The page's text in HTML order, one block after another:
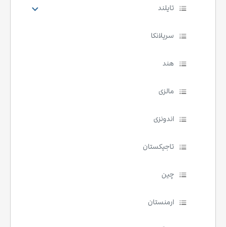
تایلند
سریلانکا
هند
مالزی
اندونزی
تاجیکستان
چین
ارمنستان